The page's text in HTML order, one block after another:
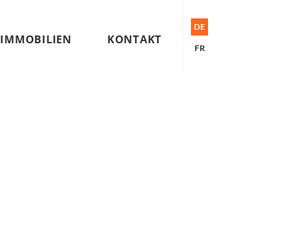
IMMOBILIEN KONTAKT
DE
FR